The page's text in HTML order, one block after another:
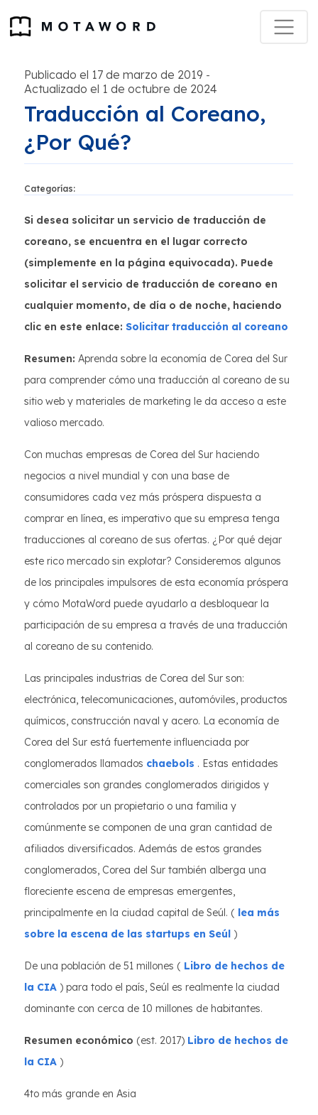
Publicado el 17 de marzo de 2019 -
Actualizado el 1 de octubre de 2024
Traducción al Coreano,
¿Por Qué?
Categorías:
Si desea solicitar un servicio de traducción de
coreano, se encuentra en el lugar correcto
(simplemente en la página equivocada). Puede
solicitar el servicio de traducción de coreano en
cualquier momento, de día o de noche, haciendo
clic en este enlace: Solicitar traducción al coreano
Resumen: Aprenda sobre la economía de Corea del Sur
para comprender cómo una traducción al coreano de su
sitio web y materiales de marketing le da acceso a este
valioso mercado.
Con muchas empresas de Corea del Sur haciendo
negocios a nivel mundial y con una base de
consumidores cada vez más próspera dispuesta a
comprar en línea, es imperativo que su empresa tenga
traducciones al coreano de sus ofertas. ¿Por qué dejar
este rico mercado sin explotar? Consideremos algunos
de los principales impulsores de esta economía próspera
y cómo MotaWord puede ayudarlo a desbloquear la
participación de su empresa a través de una traducción
al coreano de su contenido.
Las principales industrias de Corea del Sur son:
electrónica, telecomunicaciones, automóviles, productos
químicos, construcción naval y acero. La economía de
Corea del Sur está fuertemente influenciada por
conglomerados llamados chaebols . Estas entidades
comerciales son grandes conglomerados dirigidos y
controlados por un propietario o una familia y
comúnmente se componen de una gran cantidad de
afiliados diversificados. Además de estos grandes
conglomerados, Corea del Sur también alberga una
floreciente escena de empresas emergentes,
principalmente en la ciudad capital de Seúl. ( lea más
sobre la escena de las startups en Seúl )
De una población de 51 millones ( Libro de hechos de
la CIA ) para todo el país, Seúl es realmente la ciudad
dominante con cerca de 10 millones de habitantes.
Resumen económico (est. 2017) Libro de hechos de
la CIA )
4to más grande en Asia